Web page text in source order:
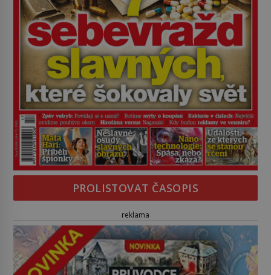
PROLISTOVAT ČASOPIS
reklama